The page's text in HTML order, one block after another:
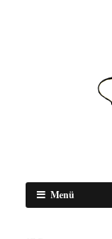
Menü